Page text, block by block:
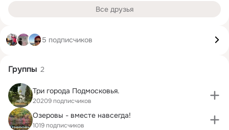
Все друзья
5 подписчиков
Группы 2
Три города Подмосковья.
20209 подписчиков
Озеровы - вместе навсегда!
1019 подписчиков